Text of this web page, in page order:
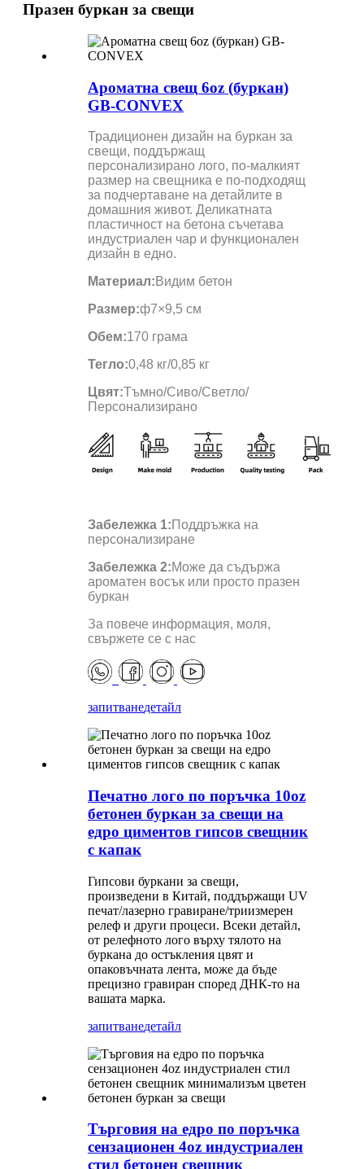
Празен буркан за свещи
Ароматна свещ 6oz (буркан)
GB-CONVEX
Традиционен дизайн на буркан за
свещи, поддържащ
персонализирано лого, по-малкият
размер на свещника е по-подходящ
за подчертаване на детайлите в
домашния живот. Деликатната
пластичност на бетона съчетава
индустриален чар и функционален
дизайн в едно.
Материал: Видим бетон
Размер:ф7×9,5 см
Обем:170 грама
Тегло:0,48 кг/0,85 кг
Цвят:Тъмно/Сиво/Светло/
Персонализирано
Забележка 1:Поддръжка на
персонализиране
Забележка 2:Може да съдържа
ароматен восък или просто празен
буркан
За повече информация, моля,
свържете се с нас
запитванедетайл
Печатно лого по поръчка 10oz
бетонен буркан за свещи на
едро циментов гипсов свещник
с капак
Гипсови буркани за свещи,
произведени в Китай, поддържащи UV
печат/лазерно гравиране/триизмерен
релеф и други процеси. Всеки детайл,
от релефното лого върху тялото на
буркана до остъкления цвят и
опаковъчната лента, може да бъде
прецизно гравиран според ДНК-то на
вашата марка.
запитванедетайл
Търговия на едро по поръчка
сензационен 4oz индустриален
стил бетонен свещник